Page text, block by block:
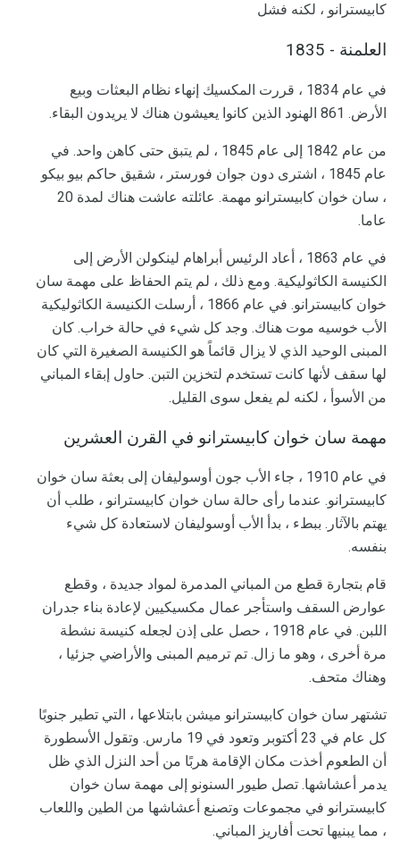
كابيسترانو ، لكنه فشل
العلمنة - 1835
في عام 1834 ، قررت المكسيك إنهاء نظام البعثات وبيع
الأرض. 861 الهنود الذين كانوا يعيشون هناك لا يريدون البقاء.
من عام 1842 إلى عام 1845 ، لم يتبق حتى كاهن واحد. في
عام 1845 ، اشترى دون جوان فورستر ، شقيق حاكم بيو بيكو
، سان خوان كابيسترانو مهمة. عائلته عاشت هناك لمدة 20
عاما.
في عام 1863 ، أعاد الرئيس أبراهام لينكولن الأرض إلى
الكنيسة الكاثوليكية. ومع ذلك ، لم يتم الحفاظ على مهمة سان
خوان كابيسترانو. في عام 1866 ، أرسلت الكنيسة الكاثوليكية
الأب خوسيه موت هناك. وجد كل شيء في حالة خراب. كان
المبنى الوحيد الذي لا يزال قائماً هو الكنيسة الصغيرة التي كان
لها سقف لأنها كانت تستخدم لتخزين التبن. حاول إبقاء المباني
من الأسوأ ، لكنه لم يفعل سوى القليل.
مهمة سان خوان كابيسترانو في القرن العشرين
في عام 1910 ، جاء الأب جون أوسوليفان إلى بعثة سان خوان
كابيسترانو. عندما رأى حالة سان خوان كابيسترانو ، طلب أن
يهتم بالآثار. ببطء ، بدأ الأب أوسوليفان لاستعادة كل شيء
بنفسه.
قام بتجارة قطع من المباني المدمرة لمواد جديدة ، وقطع
عوارض السقف واستأجر عمال مكسيكيين لإعادة بناء جدران
اللبن. في عام 1918 ، حصل على إذن لجعله كنيسة نشطة
مرة أخرى ، وهو ما زال. تم ترميم المبنى والأراضي جزئيا ،
وهناك متحف.
تشتهر سان خوان كابيسترانو ميشن بابتلاعها ، التي تطير جنوبًا
كل عام في 23 أكتوبر وتعود في 19 مارس. وتقول الأسطورة
أن الطعوم أخذت مكان الإقامة هربًا من أحد النزل الذي ظل
يدمر أعشاشها. تصل طيور السنونو إلى مهمة سان خوان
كابيسترانو في مجموعات وتصنع أعشاشها من الطين واللعاب
، مما يبنيها تحت أفاريز المباني.